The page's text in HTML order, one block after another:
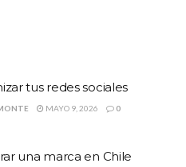
tus redes sociales
MAYO 9, 2026 0
una marca en Chile